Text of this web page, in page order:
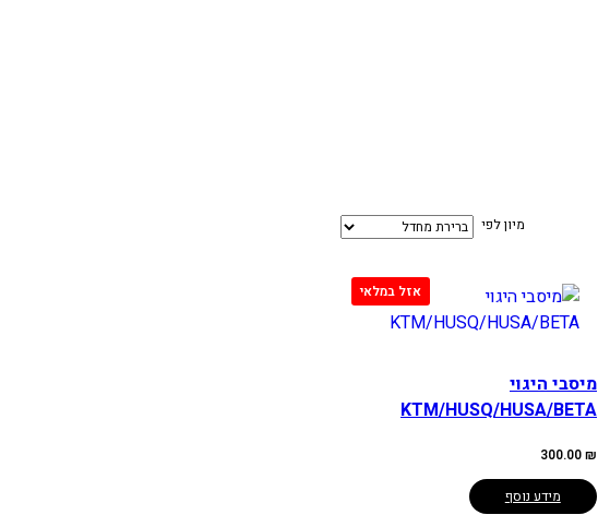
מיון לפי
מיסבי היגוי
KTM/HUSQ/HUSA/BETA
300.00₪
מידע נוסף